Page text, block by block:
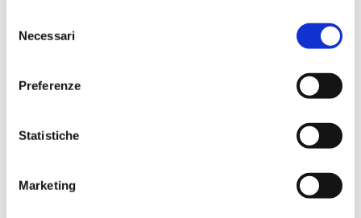
delNecessari
Preferenze
Statistiche
Marketing
È stato Responsabile del Corso di Parodontologia presso la Clinica
Si è occupato di odontoiatria generale e, in particolare di